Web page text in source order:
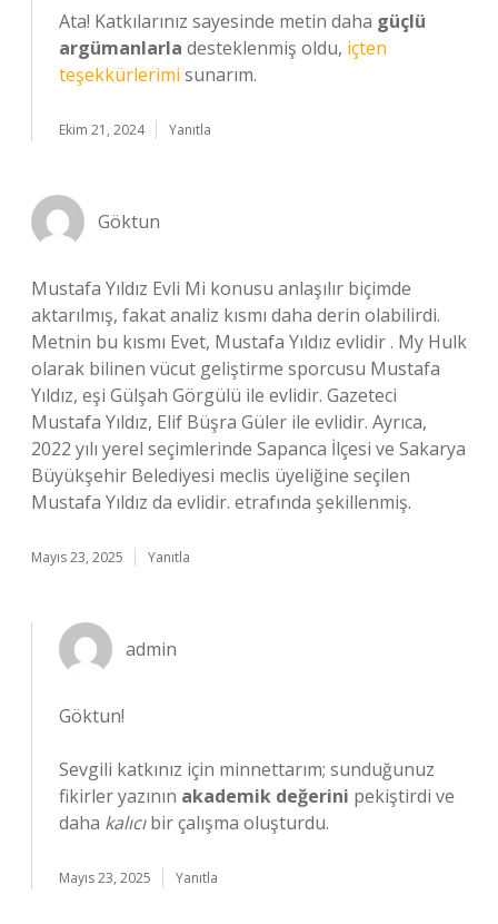
Ata! Katkılarınız sayesinde metin daha güçlü
argümanlarla desteklenmiş oldu, içten
teşekkürlerimi sunarım.
Ekim 21, 2024 Yanıtla
Göktun
Mustafa Yıldız Evli Mi konusu anlaşılır biçimde
aktarılmış, fakat analiz kısmı daha derin olabilirdi.
Metnin bu kısmı Evet, Mustafa Yıldız evlidir . My Hulk
olarak bilinen vücut geliştirme sporcusu Mustafa
Yıldız, eşi Gülşah Görgülü ile evlidir. Gazeteci
Mustafa Yıldız, Elif Büşra Güler ile evlidir. Ayrıca,
2022 yılı yerel seçimlerinde Sapanca İlçesi ve Sakarya
Büyükşehir Belediyesi meclis üyeliğine seçilen
Mustafa Yıldız da evlidir. etrafında şekillenmiş.
Mayıs 23, 2025 Yanıtla
admin
Göktun!
Sevgili katkınız için minnettarım; sunduğunuz
fikirler yazının akademik değerini pekiştirdi ve
daha kalıcıbir çalışma oluşturdu.
Mayıs 23, 2025 Yanıtla